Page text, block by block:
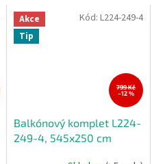
Akce
Tip
799 Kč
–12 %
Balkónový komplet L224-
249-4, 545x250 cm
Kód:L224-249-4